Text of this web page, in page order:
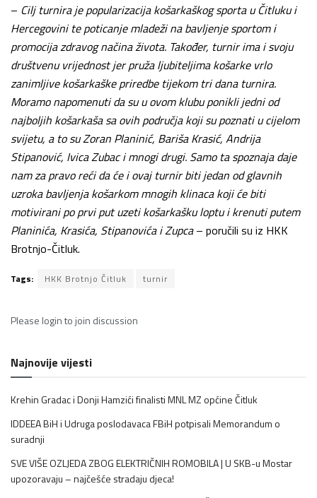
– Cilj turnira je popularizacija košarkaškog sporta u Čitluku i
Hercegovini te poticanje mladeži na bavljenje sportom i
promocija zdravog načina života. Također, turnir ima i svoju
društvenu vrijednost jer pruža ljubiteljima košarke vrlo
zanimljive košarkaške priredbe tijekom tri dana turnira.
Moramo napomenuti da su u ovom klubu ponikli jedni od
najboljih košarkaša sa ovih područja koji su poznati u cijelom
svijetu, a to su Zoran Planinić, Bariša Krasić, Andrija
Stipanović, Ivica Zubac i mnogi drugi. Samo ta spoznaja daje
nam za pravo reći da će i ovaj turnir biti jedan od glavnih
uzroka bavljenja košarkom mnogih klinaca koji će biti
motivirani po prvi put uzeti košarkašku loptu i krenuti putem
Planinića, Krasića, Stipanovića i Zupca– poručili su iz HKK
Brotnjo-Čitluk.
Tags: HKK Brotnjo Čitluk turnir
Please loginto join discussion
Najnovije vijesti
Krehin Gradac i Donji Hamzići finalisti MNL MZ općine Čitluk
IDDEEA BiH i Udruga poslodavaca FBiH potpisali Memorandum o
suradnji
SVE VIŠE OZLJEDA ZBOG ELEKTRIČNIH ROMOBILA | U SKB-u Mostar
upozoravaju – najčešće stradaju djeca!